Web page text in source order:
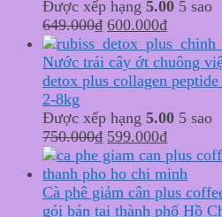
Được xếp hạng 5.00 5 sao
649.000₫ Original
price
was:
649.000₫.
600.000₫Current
price
is:
Nước trái cây ớt chuông
detox plus collagen
2-8kg
Được xếp hạng 5.00 5 sao
750.000₫ Original
price
was:
750.000₫.
599.000₫Current
price
is:
Cà phê giảm cân plus
gói bán tại thành phố Hồ